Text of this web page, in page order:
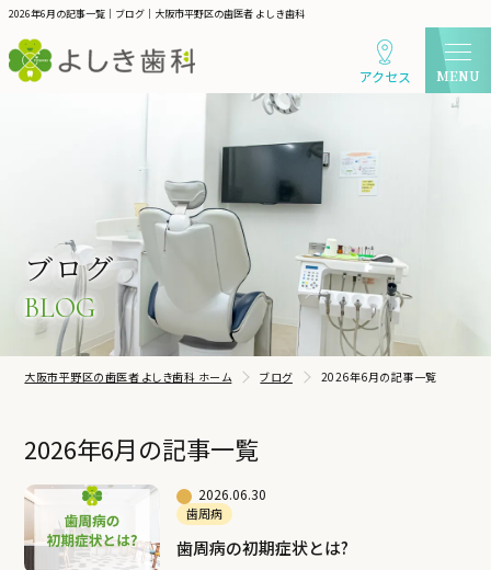
2026年6月の記事一覧｜ブログ｜大阪市平野区の歯医者 よしき歯科
アクセス
ブログ
BLOG
大阪市平野区の歯医者 よしき歯科 ホーム ブログ 2026年6月の記事一覧
2026年6月の記事一覧
2026.06.30
歯周病
歯周病の初期症状とは?